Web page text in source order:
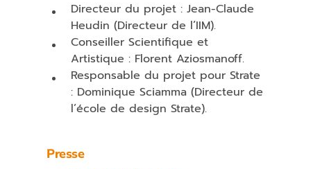
Directeur du projet : Jean-Claude
Heudin (Directeur de l’IIM).
Conseiller Scientifique et
Artistique : Florent Aziosmanoff.
Responsable du projet pour Strate
: Dominique Sciamma (Directeur de
l’école de design Strate).
Presse